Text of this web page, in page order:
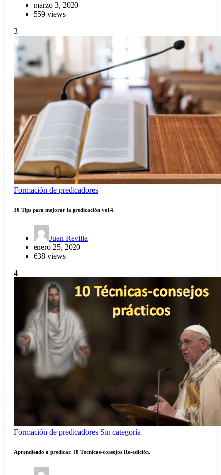
marzo 3, 2020
559 views
3
Formación de predicadores
30 Tips para mejorar la predicación vol.4.
Juan Revilla
enero 25, 2020
638 views
4
Formación de predicadores Sin categoría
Aprendiendo a predicar. 10 Técnicas-consejos Re-edición.